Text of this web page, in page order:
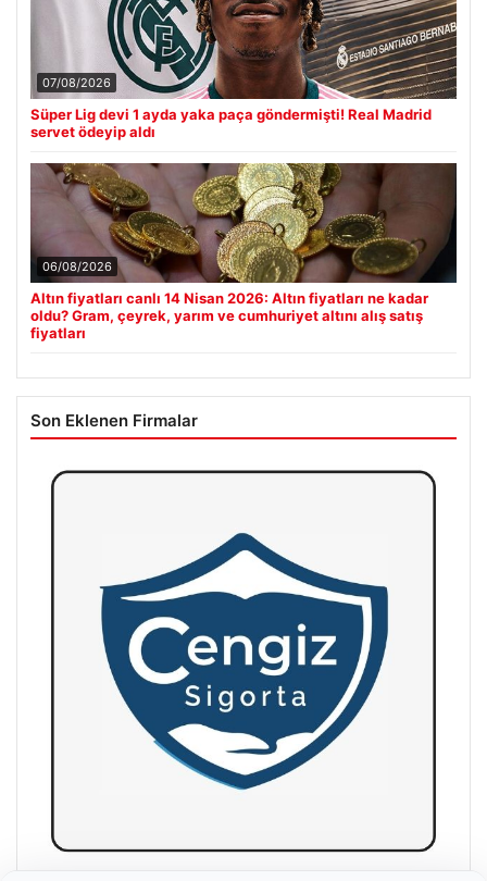
07/08/2026
Süper Lig devi 1 ayda yaka paça göndermişti! Real Madrid
servet ödeyip aldı
06/08/2026
Altın fiyatları canlı 14 Nisan 2026: Altın fiyatları ne kadar
oldu? Gram, çeyrek, yarım ve cumhuriyet altını alış satış
fiyatları
Son Eklenen Firmalar